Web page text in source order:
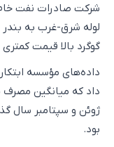
شرکت صادرات نفت
لوله شرق-غرب به
گوگرد بالا قیمت
داده‌های مؤسسه
داد که میانگین
بود.